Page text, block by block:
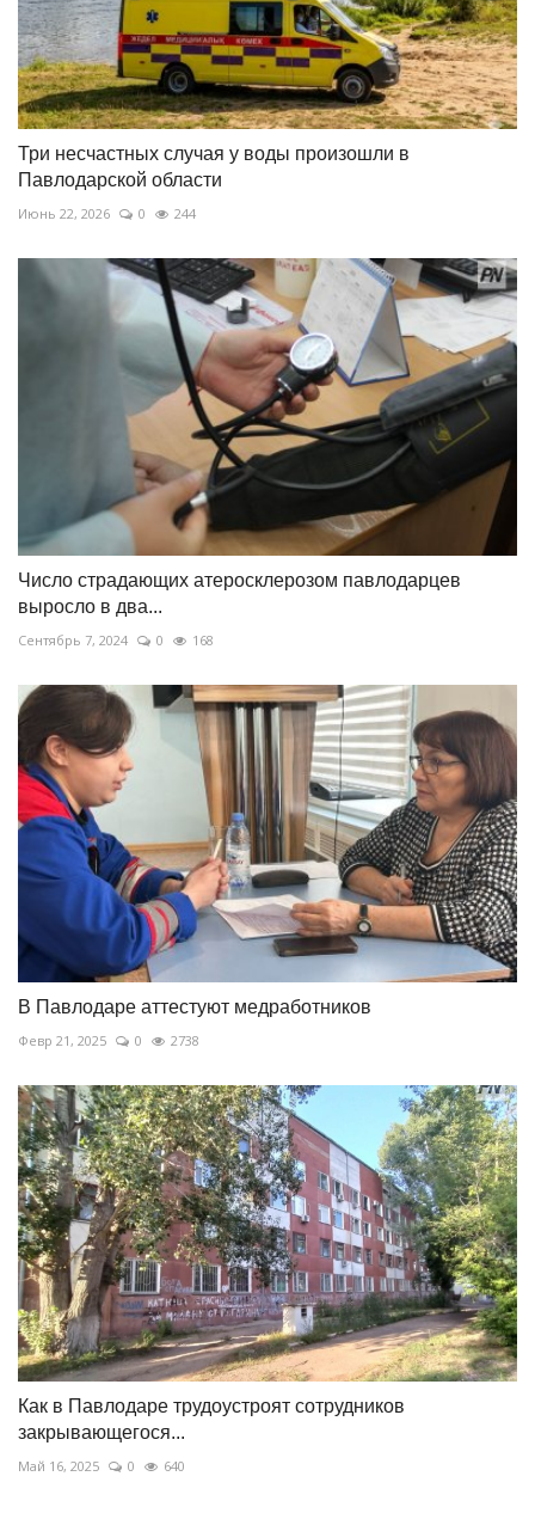
Три несчастных случая у воды произошли в
Павлодарской области
Июнь 22, 2026 0 244
Число страдающих атеросклерозом павлодарцев
выросло в два...
Сентябрь 7, 2024 0 168
В Павлодаре аттестуют медработников
Февр 21, 2025 0 2738
Как в Павлодаре трудоустроят сотрудников
закрывающегося...
Май 16, 2025 0 640